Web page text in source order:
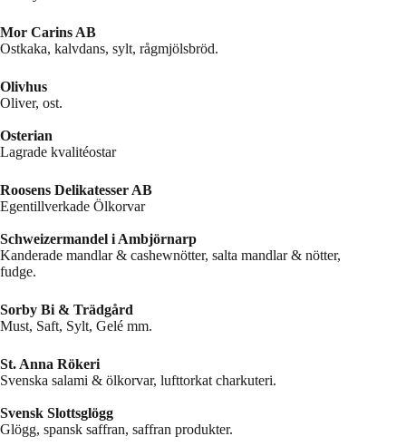
Mor Carins AB
Ostkaka, kalvdans, sylt, rågmjölsbröd.
Olivhus
Oliver, ost.
Osterian
Lagrade kvalitéostar
Roosens Delikatesser AB
Egentillverkade Ölkorvar
Schweizermandel i Ambjörnarp
Kanderade mandlar & cashewnötter, salta mandlar & nötter,
fudge.
Sorby Bi & Trädgård
Must, Saft, Sylt, Gelé mm.
St. Anna Rökeri
Svenska salami & ölkorvar, lufttorkat charkuteri.
Svensk Slottsglögg
Glögg, spansk saffran, saffran produkter.